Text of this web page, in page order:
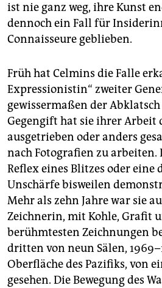
ist nie ganz weg, ihre Kunst
dennoch ein Fall für
Connaisseure geblieben.
Früh hat Celmins die Falle
Expressionistin“ zweiter
gewissermaßen der Abklatsch
Gegengift hat sie ihrer Arbeit
ausgetrieben oder anders
nach Fotografien zu arbeiten.
Reflex eines Blitzes oder eine
Unschärfe bisweilen
Mehr als zehn Jahre war sie
Zeichnerin, mit Kohle, Grafit
berühmtesten Zeichnungen
dritten von neun Sälen,
Oberfläche des Pazifiks, von
gesehen. Die Bewegung des